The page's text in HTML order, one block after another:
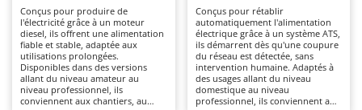
Butteurs pour tracteur
C
Chargeurs de batterie - Démarreurs
Charrues pour tracteur
Awelco
B
Baesso
Bahco
déplacement. Il est recommandé
de les stocker dans un endroit sec
et bien ventilé, de nettoyer
régulièrement les grilles et
d'effectuer l'entretien courant du
moteur (filtre à air, huile et
bougie).
espaces bien ventilés ; un contrôle
régulier du filtre à air, des bougies
et du niveau d'huile est
recommandé.
Conçus pour produire de
l'électricité grâce à un moteur
diesel, ils offrent une alimentation
fiable et stable, adaptée aux
utilisations prolongées.
Disponibles dans des versions
allant du niveau amateur au
niveau professionnel, ils
conviennent aux chantiers, au
Conçus pour rétablir
automatiquement l'alimentation
électrique grâce à un système ATS,
ils démarrent dès qu'une coupure
du réseau est détectée, sans
intervention humaine. Adaptés à
des usages allant du niveau
domestique au niveau
professionnel, ils conviennent aux